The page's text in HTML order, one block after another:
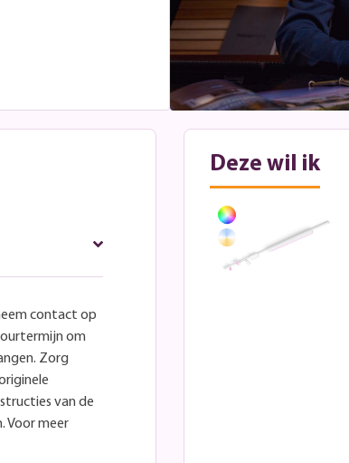
contact op
om
Zorg
van de
Voor meer
Deze wil ik